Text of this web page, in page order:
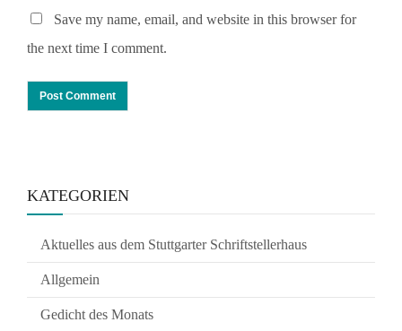
Save my name, email, and website in this browser for
the next time I comment.
KATEGORIEN
Aktuelles aus dem Stuttgarter Schriftstellerhaus
Allgemein
Gedicht des Monats